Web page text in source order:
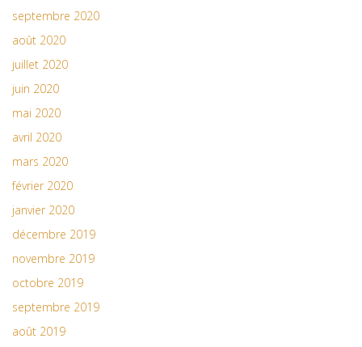
septembre 2020
août 2020
juillet 2020
juin 2020
mai 2020
avril 2020
mars 2020
février 2020
janvier 2020
décembre 2019
novembre 2019
octobre 2019
septembre 2019
août 2019